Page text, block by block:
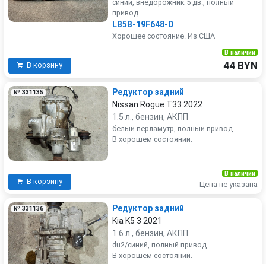
синий, внедорожник 5 дв., полный
привод
LB5B-19F648-D
Хорошее состояние. Из США
В корзину
В наличии
44 BYN
№ 331135
Редуктор задний
Nissan Rogue T33 2022
1.5 л., бензин, АКПП
белый перламутр, полный привод
В хорошем состоянии.
В корзину
В наличии
Цена не указана
№ 331136
Редуктор задний
Kia K5 3 2021
1.6 л., бензин, АКПП
du2/синий, полный привод
В хорошем состоянии.